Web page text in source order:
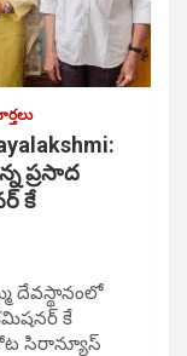
ప్రసాద
కే
దేవస్థానంలో
కే
సిరాన్యూస్